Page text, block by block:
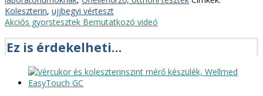
Koleszterin, ujjbegyi vérteszt
Akciós gyorstesztek Bemutatkozó videó
Ez is érdekelheti…